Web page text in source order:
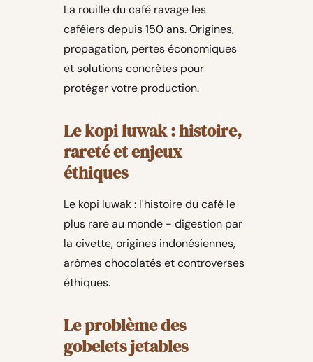
La rouille du café ravage les
caféiers depuis 150 ans. Origines,
propagation, pertes économiques
et solutions concrètes pour
protéger votre production.
Le kopi luwak : histoire,
rareté et enjeux
éthiques
Le kopi luwak : l'histoire du café le
plus rare au monde - digestion par
la civette, origines indonésiennes,
arômes chocolatés et controverses
éthiques.
Le problème des
gobelets jetables